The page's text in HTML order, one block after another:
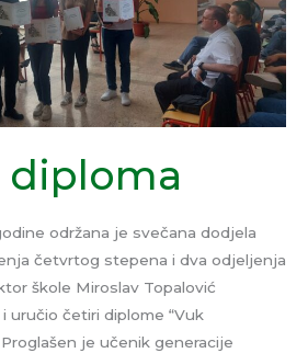
diploma
održana je svečana dodjela
četvrtog stepena i dva odjeljenja
škole Miroslav Topalović
uručio četiri diplome “Vuk
je učenik generacije